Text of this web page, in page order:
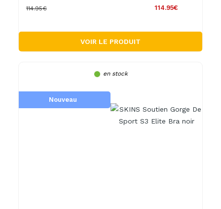
114.95€
114.95€
VOIR LE PRODUIT
en stock
Nouveau